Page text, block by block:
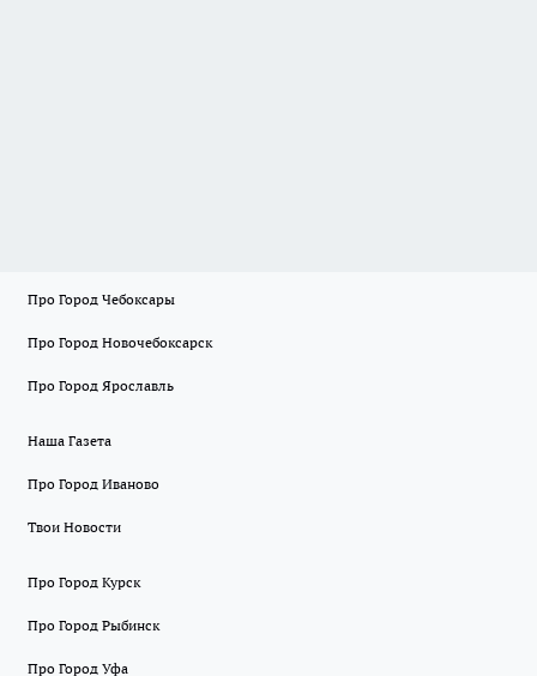
Про Город Чебоксары
Про Город Новочебоксарск
Про Город Ярославль
Наша Газета
Про Город Иваново
Твои Новости
Про Город Курск
Про Город Рыбинск
Про Город Уфа